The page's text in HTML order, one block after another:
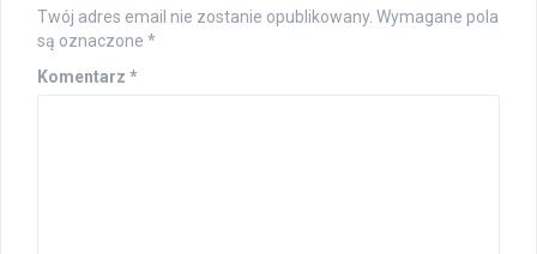
Twój adres email nie zostanie opublikowany. Wymagane pola
są oznaczone *
Komentarz *